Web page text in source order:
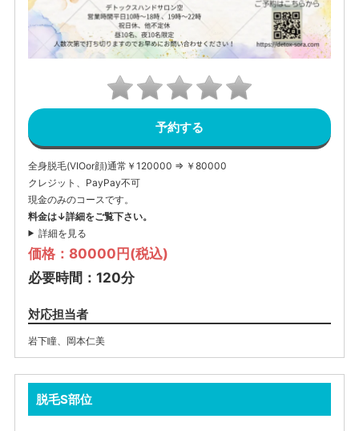
予約する
全身脱毛(VIOor顔)通常￥120000 ⇒ ￥80000
クレジット、PayPay不可
現金のみのコースです。
料金は↓詳細をご覧下さい。
詳細を見る
価格：80000円(税込)
必要時間：120分
対応担当者
岩下瞳 岡本仁美
脱毛S部位